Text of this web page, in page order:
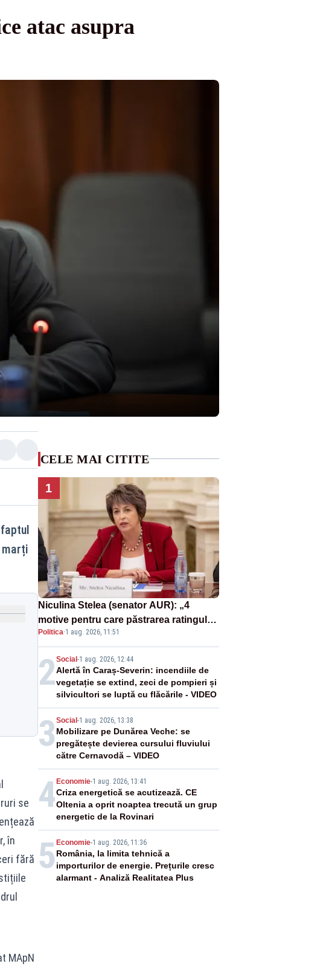
atac asupra
se
în
fără
MApN
CELE MAI CITITE
1
Niculina Stelea (senator AUR): „4
motive pentru care păstrarea ratingului
de țară nu este o reușită pentru
Guvernul Bolojan”
Politica·1 aug. 2026, 11:51
2Social-1 aug. 2026, 12:44
Alertă în Caraș-Severin: incendiile de
vegetație se extind, zeci de pompieri și
silvicultori se luptă cu flăcările - VIDEO
3 Social-1 aug. 2026, 13:38
Mobilizare pe Dunărea Veche: se
pregătește devierea cursului fluviului
către Cernavodă – VIDEO
4Economie-1 aug. 2026, 13:41
Criza energetică se acutizează. CE
Oltenia a oprit noaptea trecută un grup
energetic de la Rovinari
5 Economie-1 aug. 2026, 11:36
România, la limita tehnică a
importurilor de energie. Prețurile cresc
alarmant - Analiză Realitatea Plus